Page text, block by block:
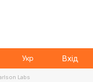
Укр Вхід
Labs